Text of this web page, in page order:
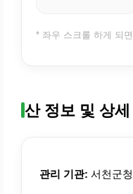
* 좌우 스크롤 하게 되
산 정보 및 상세
관리 기관: 서천군청